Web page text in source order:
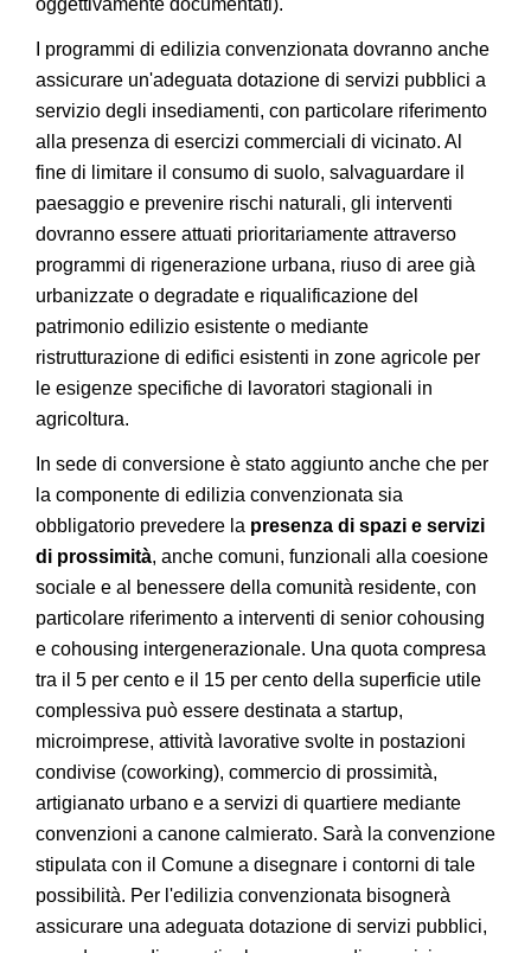
oggettivamente documentati).
I programmi di edilizia convenzionata dovranno anche
assicurare un'adeguata dotazione di servizi pubblici a
servizio degli insediamenti, con particolare riferimento
alla presenza di esercizi commerciali di vicinato. Al
fine di limitare il consumo di suolo, salvaguardare il
paesaggio e prevenire rischi naturali, gli interventi
dovranno essere attuati prioritariamente attraverso
programmi di rigenerazione urbana, riuso di aree già
urbanizzate o degradate e riqualificazione del
patrimonio edilizio esistente o mediante
ristrutturazione di edifici esistenti in zone agricole per
le esigenze specifiche di lavoratori stagionali in
agricoltura.
In sede di conversione è stato aggiunto anche che per
la componente di edilizia convenzionata sia
obbligatorio prevedere la presenza di spazi e servizi
di prossimità, anche comuni, funzionali alla coesione
sociale e al benessere della comunità residente, con
particolare riferimento a interventi di senior cohousing
e cohousing intergenerazionale. Una quota compresa
tra il 5 per cento e il 15 per cento della superficie utile
complessiva può essere destinata a startup,
microimprese, attività lavorative svolte in postazioni
condivise (coworking), commercio di prossimità,
artigianato urbano e a servizi di quartiere mediante
convenzioni a canone calmierato. Sarà la convenzione
stipulata con il Comune a disegnare i contorni di tale
possibilità. Per l'edilizia convenzionata bisognerà
assicurare una adeguata dotazione di servizi pubblici,